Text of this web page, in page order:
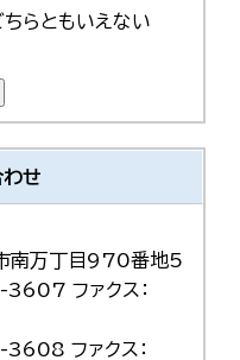
ちらともいえない
せ
南万丁目970番地5
ファクス：
ファクス：